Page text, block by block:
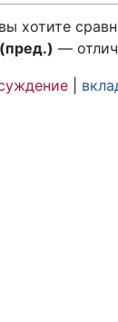
хотите
(пред.) —